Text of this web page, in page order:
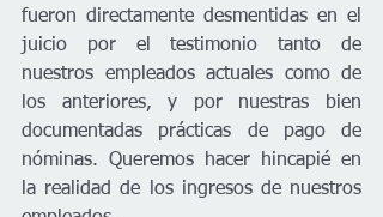
fueron directamente desmentidas en el
juicio por el testimonio tanto de
nuestros empleados actuales como de
los anteriores, y por nuestras bien
documentadas prácticas de pago de
nóminas. Queremos hacer hincapié en
la realidad de los ingresos de nuestros